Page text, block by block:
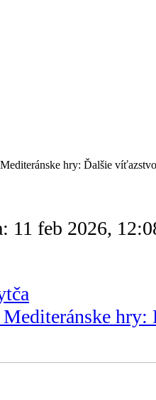
hry: Ďalšie
11 feb 2026,